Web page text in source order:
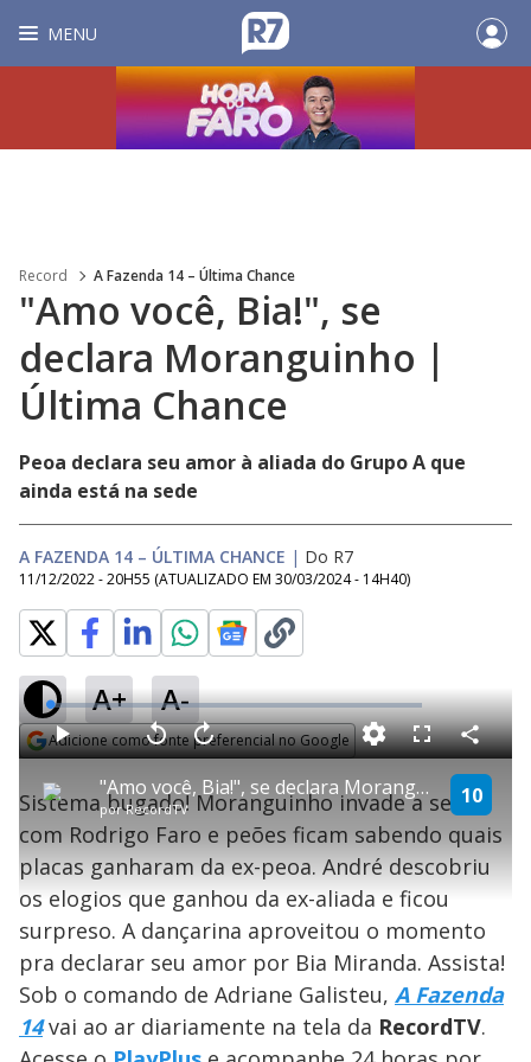
MENU
Record A Fazenda 14 – Última Chance
"Amo você, Bia!", se
declara Moranguinho |
Última Chance
Peoa declara seu amor à aliada do Grupo A que
ainda está na sede
A FAZENDA 14 – ÚLTIMA CHANCE | Do R7
11/12/2022 - 20H55 (ATUALIZADO EM 30/03/2024 - 14H40)
A+ A-
Adicione como fonte preferencial no Google
P
l
a
y
"Amo você, Bia!", se declara Moranguinho | Última Chance
porRecordTV
10
P V
t
a
r
1
0
e
g
n
d
s
A
a
ç
a
1
s
e
u
n
o
s
M
u
d
L
o
a
d
e
:
1
.
1
2
%
F
l
r
e
n
C
o
m
p
a
i
l
h
a
Sistema bugado! Moranguinho invade a sede
com Rodrigo Faro e peões ficam sabendo quais
placas ganharam da ex-peoa. André descobriu
os elogios que ganhou da ex-aliada e ficou
surpreso. A dançarina aproveitou o momento
pra declarar seu amor por Bia Miranda. Assista!
Sob o comando de Adriane Galisteu, A Fazenda
14vai ao ar diariamente na tela da RecordTV.